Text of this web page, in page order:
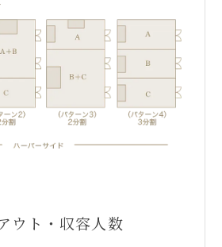
ウト・収容人数